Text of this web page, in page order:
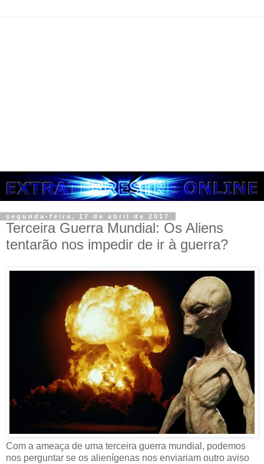
segunda-feira, 17 de abril de 2017
Terceira Guerra Mundial: Os Aliens
tentarão nos impedir de ir à guerra?
Com a ameaça de uma terceira guerra mundial, podemos
nos perguntar se os alienígenas nos enviariam outro aviso